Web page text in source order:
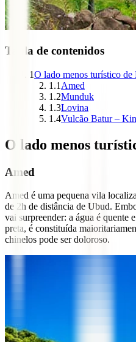
Tabla de contenidos
1O lado menos turístico de
1.1 Amed
1.2Munduk
1.3Lovina
1.4Vulcão Batur –
O lado menos
Amed
Amed é uma pequena vila
de 2h de distância de Ubud.
vai surpreender: a água é quente
preta, é constituída
chinelos pode ser doloroso.